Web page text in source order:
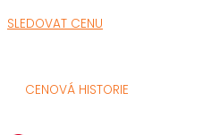
SLEDOVAT CENU
CENOVÁ HISTORIE